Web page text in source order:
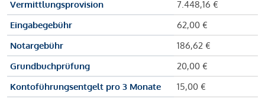
Vermittlungsprovision
7.448,16 €
Eingabegebühr
62,00 €
Notargebühr
186,62 €
Grundbuchprüfung
20,00 €
Kontoführungsentgelt pro 3 Monate
15,00 €